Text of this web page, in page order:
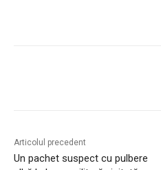
Articolul precedent
Un pachet suspect cu pulbere